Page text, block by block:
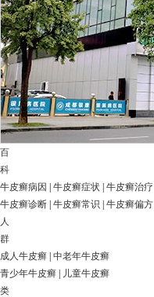
百
科
牛皮癣病因
牛皮癣症状 牛皮癣治疗
牛皮癣诊断 牛皮癣常识
牛皮癣偏方
人
群
成人牛皮癣 中老年牛皮癣
青少年牛皮癣
儿童牛皮癣
类